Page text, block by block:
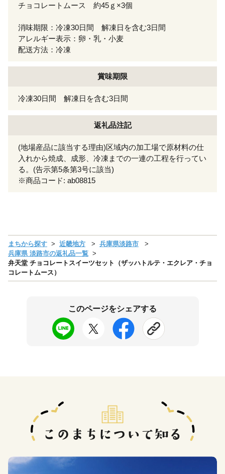
チョコレートムース 約45ｇ×3個
消味期限：冷凍30日間 解凍日を含む3日間
アレルギー表示：卵・乳・小麦
配送方法：冷凍
賞味期限
冷凍30日間 解凍日を含む3日間
返礼品注記
(地場産品に該当する理由)区域内の加工場で原材料の仕
入れから焼成、成形、冷凍までの一連の工程を行ってい
る。(告示第5条第3号に該当)
※商品コード: ab08815
まちから探す 近畿地方
兵庫県淡路市
兵庫県 淡路市の返礼品一覧
弁天堂 チョコレートスイーツセット（ザッハトルテ・エクレア・チョ
コレートムース）
このページをシェアする